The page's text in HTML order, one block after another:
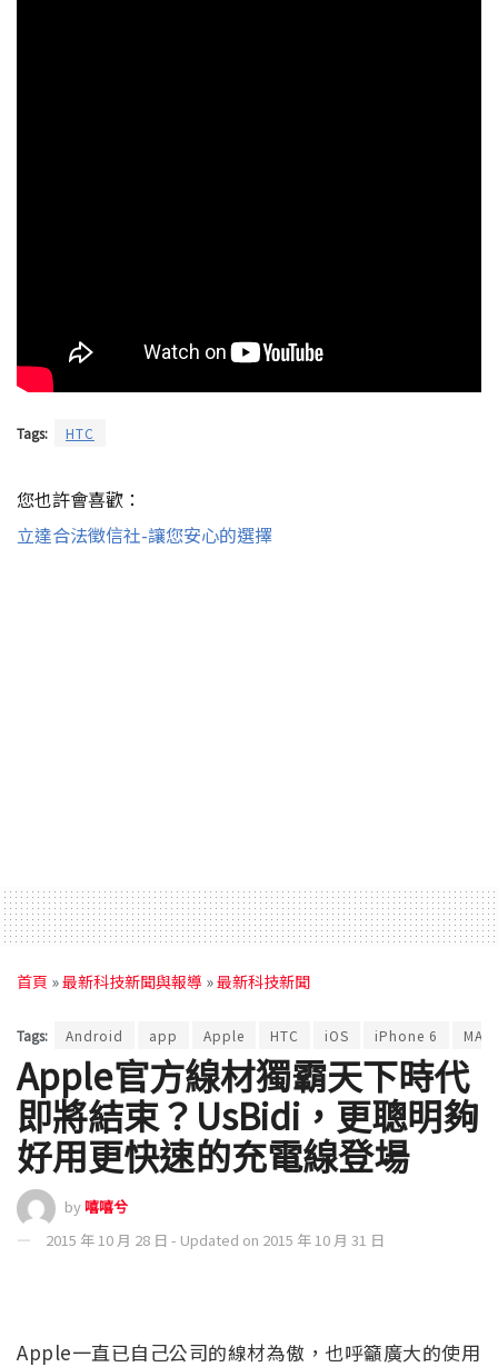
Tags: HTC
您也許會喜歡：
立達合法徵信社-讓您安心的選擇
首頁 »最新科技新聞與報導 »最新科技新聞
Tags: Android app Apple HTC iOS iPhone 6 MAC
Apple官方線材獨霸天下時代
即將結束？UsBidi，更聰明夠
好用更快速的充電線登場
by嘻嘻兮
2015 年 10 月 28 日 - Updated on 2015 年 10 月 31 日
Apple一直已自己公司的線材為傲，也呼籲廣大的使用